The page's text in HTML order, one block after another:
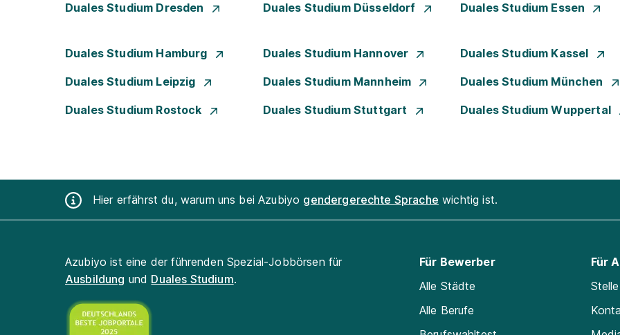
Duales Studium Dresden Duales Studium Düsseldorf Duales Studium Essen
Duales Studium Hamburg Duales Studium Hannover Duales Studium Kassel
Duales Studium Leipzig Duales Studium Mannheim Duales Studium München
Duales Studium Rostock Duales Studium Stuttgart Duales Studium Wuppertal
Hier erfährst du, warum uns bei Azubiyo gendergerechte Sprache wichtig ist.
Azubiyo ist eine der führenden Spezial-Jobbörsen für
Ausbildung und Duales Studium.
Für Bewerber
Alle Städte
Alle Berufe
Für